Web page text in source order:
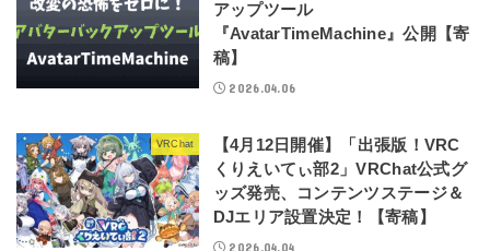
アップツール
『AvatarTimeMachine』公開【寄
稿】
2026.04.06
VRChat
【4月12日開催】「出張版！VRC
くりえいてぃ部2」VRChat公式グ
ッズ発売、コンテンツステージ＆
DJエリア設置決定！【寄稿】
2026.04.04